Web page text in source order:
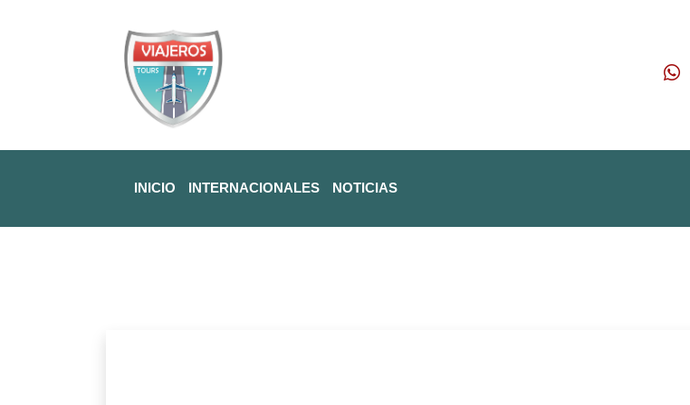
INICIO INTERNACIONALES NOTICIAS